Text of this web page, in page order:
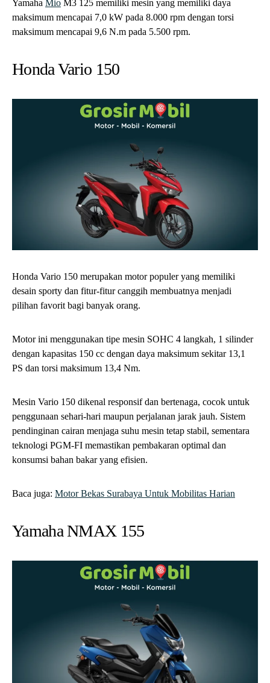
Yamaha Mio M3 125 memiliki mesin yang memiliki daya
maksimum mencapai 7,0 kW pada 8.000 rpm dengan torsi
maksimum mencapai 9,6 N.m pada 5.500 rpm.
Honda Vario 150
Honda Vario 150 merupakan motor populer yang memiliki
desain sporty dan fitur-fitur canggih membuatnya menjadi
pilihan favorit bagi banyak orang.
Motor ini menggunakan tipe mesin SOHC 4 langkah, 1 silinder
dengan kapasitas 150 cc dengan daya maksimum sekitar 13,1
PS dan torsi maksimum 13,4 Nm.
Mesin Vario 150 dikenal responsif dan bertenaga, cocok untuk
penggunaan sehari-hari maupun perjalanan jarak jauh. Sistem
pendinginan cairan menjaga suhu mesin tetap stabil, sementara
teknologi PGM-FI memastikan pembakaran optimal dan
konsumsi bahan bakar yang efisien.
Baca juga: Motor Bekas Surabaya Untuk Mobilitas Harian
Yamaha NMAX 155